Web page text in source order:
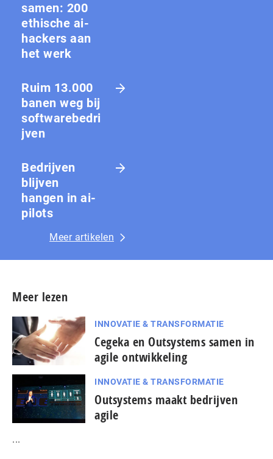
samen: 200
ethische ai-
hackers aan
het werk
Ruim 13.000
banen weg bij
softwarebedri
jven
Bedrijven
blijven
hangen in ai-
pilots
Meer artikelen
Meer lezen
INNOVATIE & TRANSFORMATIE
Cegeka en Outsystems samen in
agile ontwikkeling
INNOVATIE & TRANSFORMATIE
Outsystems maakt bedrijven
agile
...